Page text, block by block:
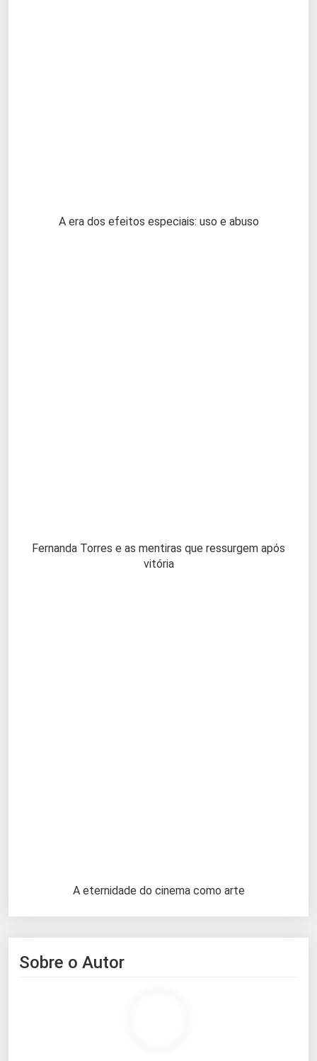
A era dos efeitos especiais: uso e abuso
Fernanda Torres e as mentiras que ressurgem após
vitória
A eternidade do cinema como arte
Sobre o Autor